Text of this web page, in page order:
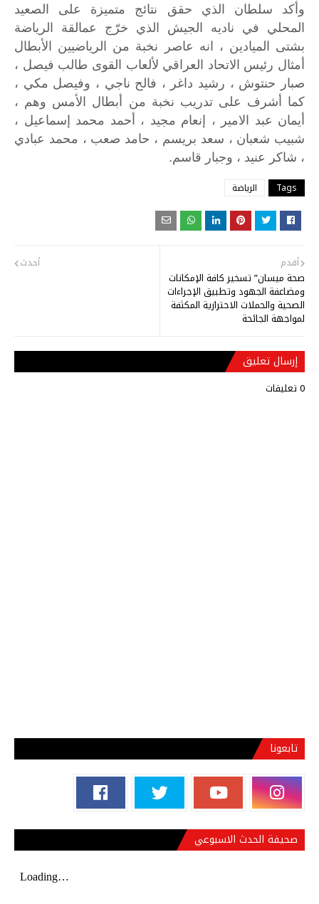
وأكد سلطان الذي حقق نتائج متميزة على
الصعيد
المحلي
في ناديه الجيش الذي خرّج عمالقة
الرياضة
بشتى
الميادين ، انه عاصر نخبة من الرياضيين
الأبطال
أمثال رئيس الاتحاد العراقي لألعاب القوى طالب فيصل ،
صبار
حنتوش ، رشيد داغر ، فالح ناجي ، وفيصل مكي ،
كما
أشرف على تدريب نخبة من أبطال الأمس وهم ،
أيمان عبد الامير ، إنعام مجيد ، أحمد محمد إسماعيل ،
شبيب شعبان ، سعد بريسم ، حامد صعب ، محمد عبادي
، شاكر عنيد ، وجبار قاسم.
Tags الرياضة
أحدث أقدم
صحة ميسان” تسخير كافة الإمكانات
ومضاعفة الجهود وتطبيق الإجراءات
الصحية والحملات الاحترازية المكثفة
لمواجهة الجائحة
إرسال تعليق
0 تعليقات
تابعونا
صحيفة الحدث الاسبوعي